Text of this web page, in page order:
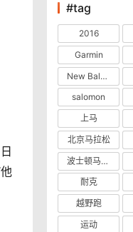
#tag
2016
Garmin
New Balance
salomon
上马
北京马拉松
波士顿马拉松
耐克
越野跑
运动